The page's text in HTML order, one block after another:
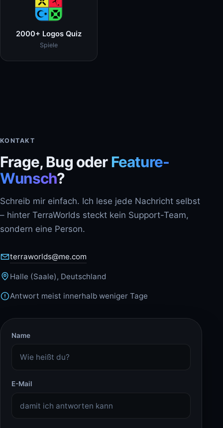
2000+ Logos Quiz
Spiele
KONTAKT
Frage, Bug oderFeature-
Wunsch?
Schreib mir einfach. Ich lese jede Nachricht selbst
– hinter TerraWorlds steckt kein Support-Team,
sondern eine Person.
terraworlds@me.com
Halle (Saale), Deutschland
Antwort meist innerhalb weniger Tage
Name
E-Mail